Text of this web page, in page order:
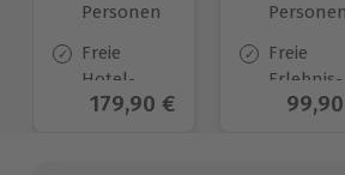
Personen
Freie
Hotel-
Auswahl
Aktueller Preis
179,90 €
Personen
Freie
Erlebnis-
Auswahl